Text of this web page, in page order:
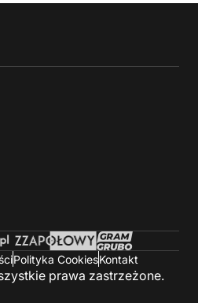
Polityka CookiesKontakt
prawa zastrzeżone.